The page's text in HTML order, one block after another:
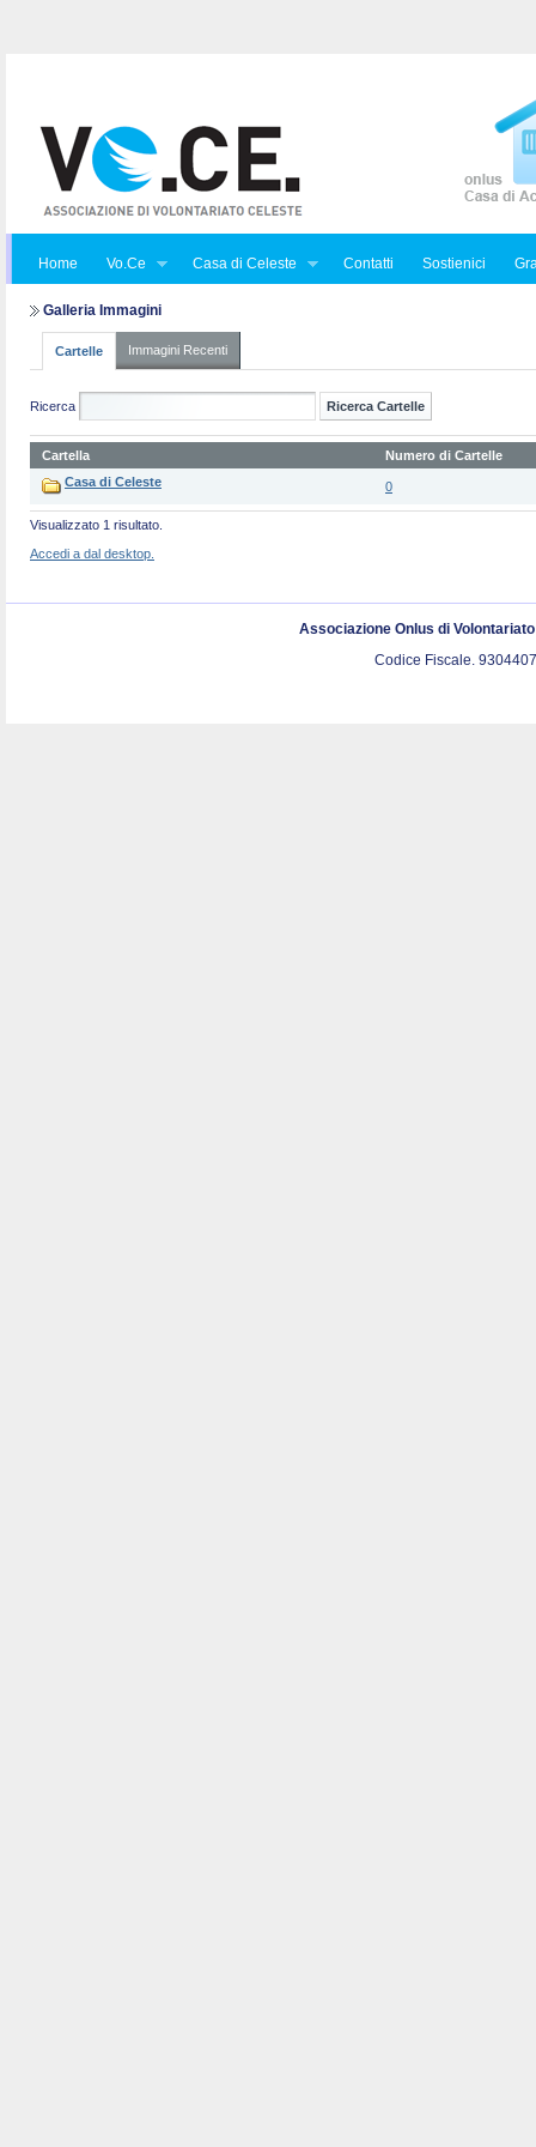
Home Vo.Ce Casa di Celeste Contatti Sostienici
Galleria Immagini
Cartelle Immagini Recenti
Ricerca
Cartella
Numero di Cartelle
Casa di Celeste
0
Visualizzato 1 risultato.
Accedi a dal desktop.
Associazione Onlus di
Codice Fiscale.